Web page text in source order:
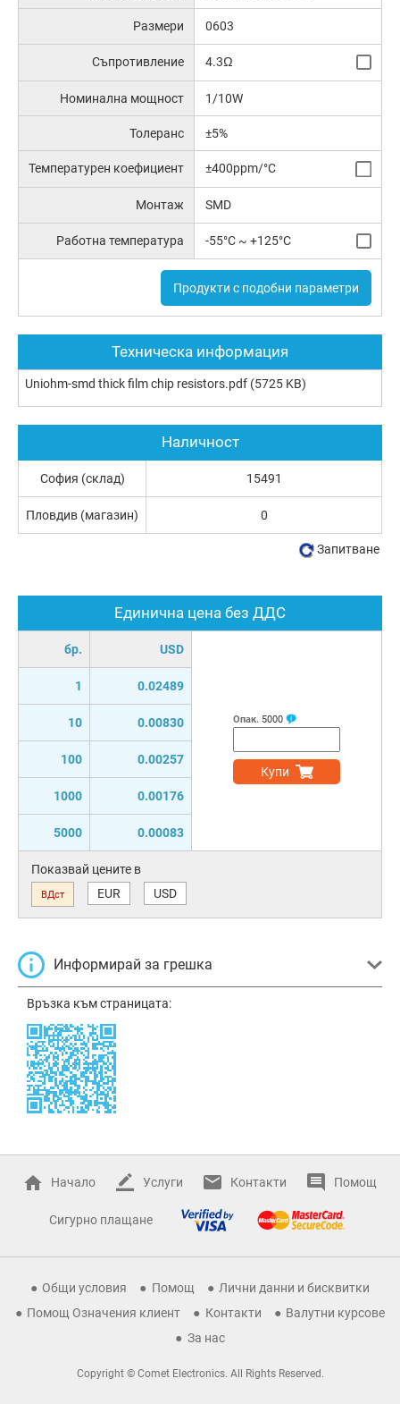
Размери 0603
Съпротивление 4.3Ω
Номинална мощност 1/10W
Толеранс ±5%
Температурен коефициент ±400ppm/°C
Монтаж SMD
Работна температура -55°C ~ +125°C
Продукти с подобни параметри
Техническа информация
Uniohm-smd thick film chip resistors.pdf (5725 KB)
Единична цена без ДДС
бр. USD
1 0.02489
10 0.00830
100 0.00257
1000 0.00176
5000 0.00083
Опак. 5000
Купи
Показвай цените в
ВДст EUR USD
Информирай за грешка
Връзка към страницата:
Наличност
София (склад) 15491
Пловдив (магазин) 0
Запитване
Начало Услуги Контакти Помощ
Сигурно плащане
Общи условия Помощ
Лични данни и бисквитки
Помощ Означения клиент
Контакти
Валутни курсове
За нас
Copyright © Comet Electronics. All Rights Reserved.